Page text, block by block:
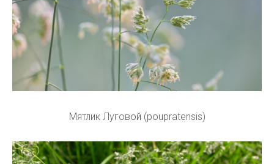
Мятлик Луговой (poupratensis)